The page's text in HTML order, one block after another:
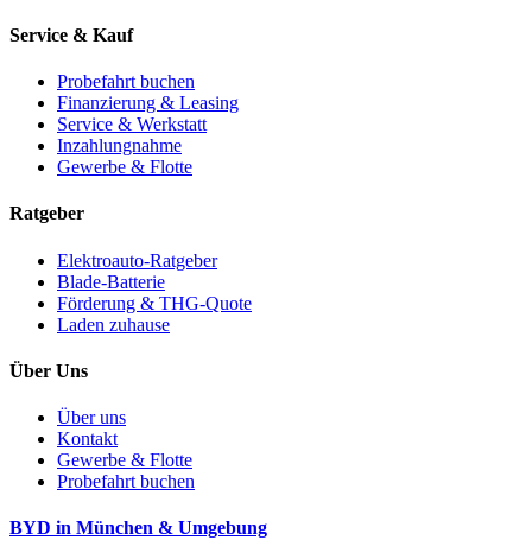
Service & Kauf
Probefahrt buchen
Finanzierung & Leasing
Service & Werkstatt
Inzahlungnahme
Gewerbe & Flotte
Ratgeber
Elektroauto-Ratgeber
Blade-Batterie
Förderung & THG-Quote
Laden zuhause
Über Uns
Über uns
Kontakt
Gewerbe & Flotte
Probefahrt buchen
BYD in München & Umgebung